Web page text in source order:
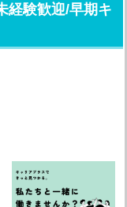
経験歓迎/早期キ